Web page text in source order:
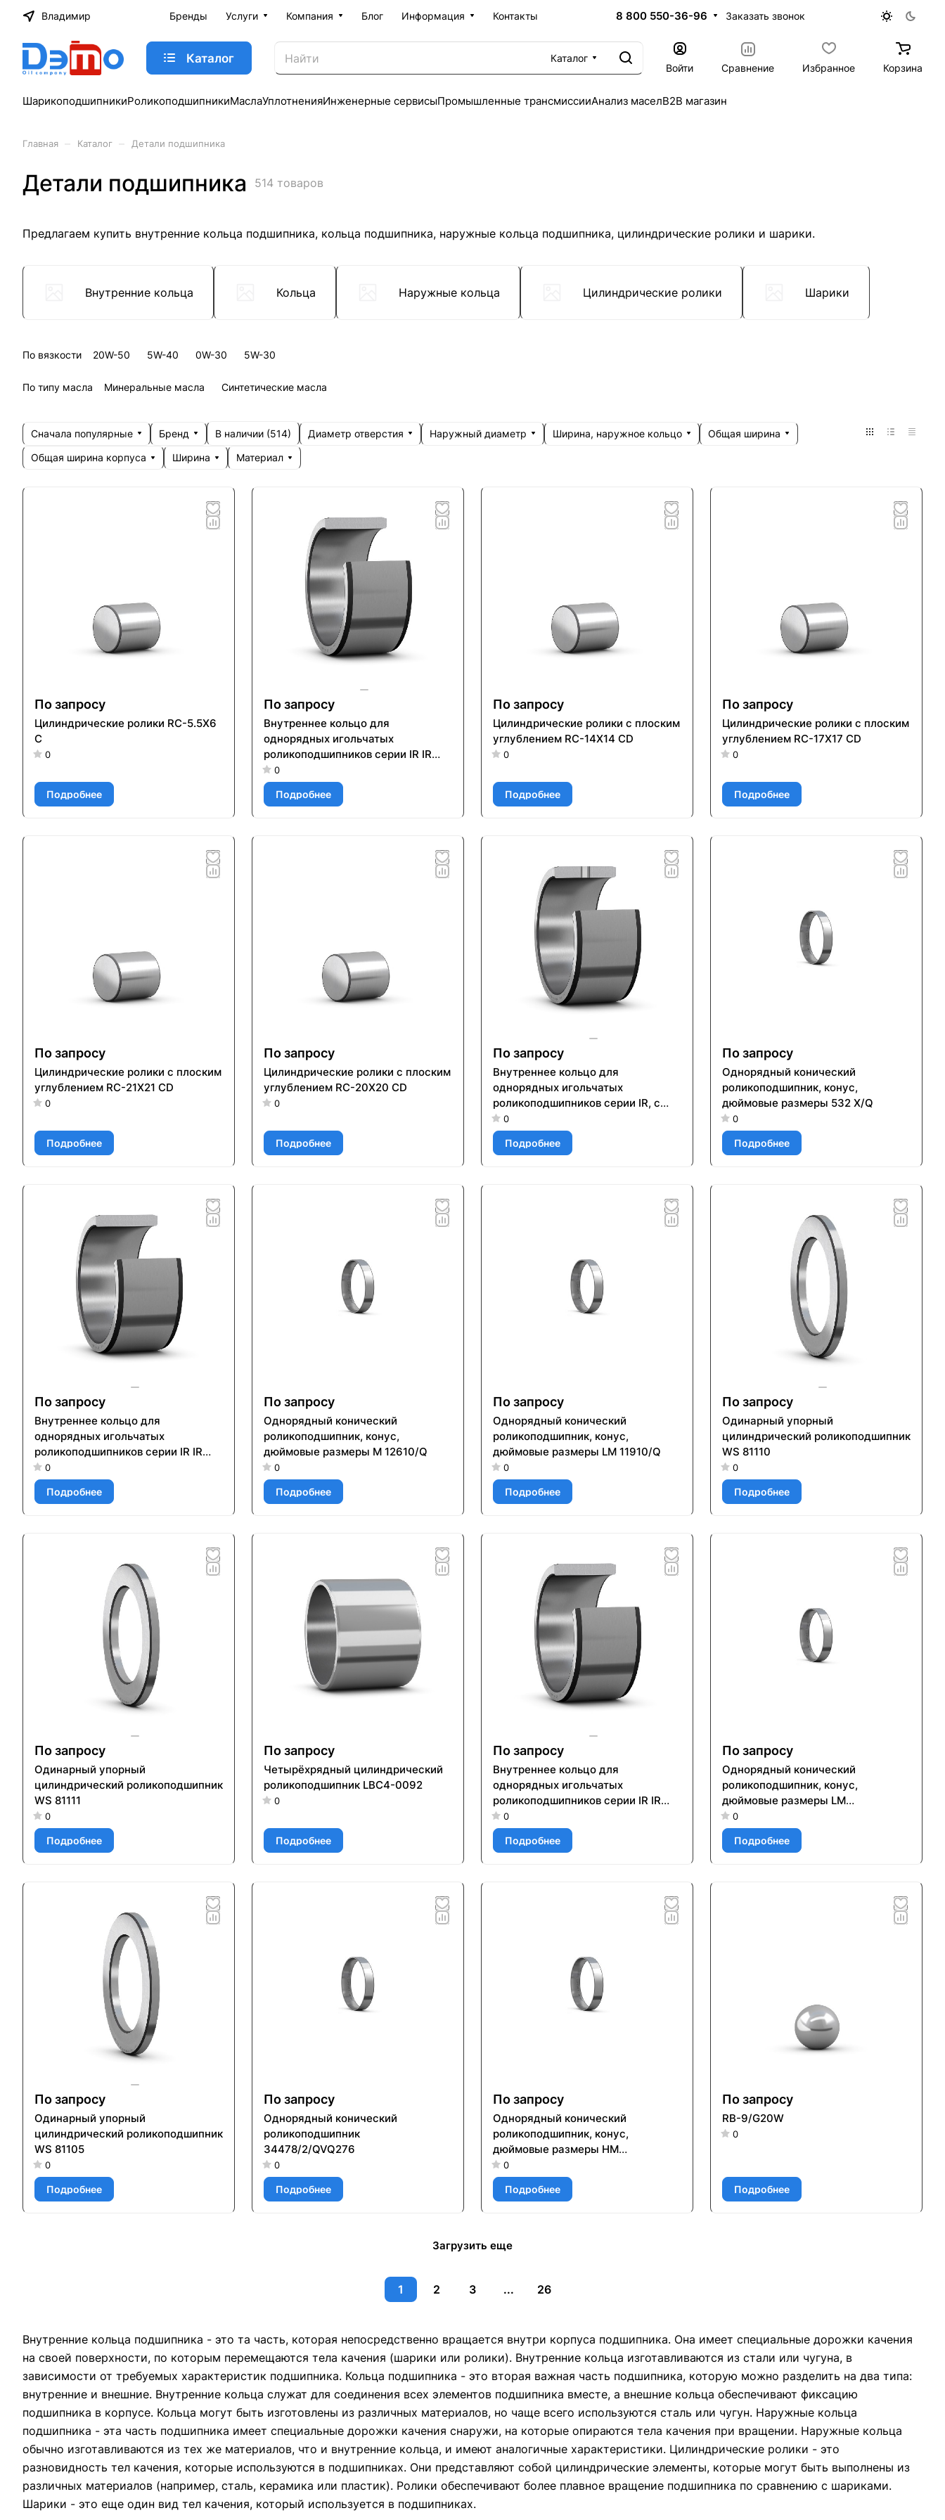
Владимир Бренды Услуги Компания Блог Информация Контакты 8 800 550-36-96 Заказать звонок
Каталог
Каталог
Войти
Сравнение Избранное Корзина
ШарикоподшипникиРоликоподшипникиМаслаУплотненияИнженерные сервисыПромышленные трансмиссииАнализ маселB2B магазин
Главная Каталог Детали подшипника
Детали подшипника 514 товаров
Предлагаем купить внутренние кольца подшипника, кольца подшипника, наружные кольца подшипника, цилиндрические ролики и шарики.
Внутренние кольца Кольца Наружные кольца Цилиндрические ролики Шарики
По вязкости 20W-50 5W-40 0W-30 5W-30
По типу масла Минеральные масла Синтетические масла
Сначала популярные Бренд В наличии (514) Диаметр отверстия Наружный диаметр Ширина, наружное кольцо Общая ширина
Общая ширина корпуса Ширина Материал
По запросу
Цилиндрические ролики RC-5.5X6
C
0
Подробнее
По запросу
Внутреннее кольцо для
однорядных игольчатых
роликоподшипников серии IR IR
17X24X20
0
Подробнее
По запросу
Цилиндрические ролики с плоским
углублением RC-14X14 CD
0
Подробнее
По запросу
Цилиндрические ролики с плоским
углублением RC-17X17 CD
0
Подробнее
По запросу
Цилиндрические ролики с плоским
углублением RC-21X21 CD
0
Подробнее
По запросу
Цилиндрические ролики с плоским
углублением RC-20X20 CD
0
Подробнее
По запросу
Внутреннее кольцо для
однорядных игольчатых
роликоподшипников серии IR, с
элементами для повторного
смазывания IR 50X60X20 IS1
0
Подробнее
По запросу
Однорядный конический
роликоподшипник, конус,
дюймовые размеры 532 X/Q
0
Подробнее
По запросу
Внутреннее кольцо для
однорядных игольчатых
роликоподшипников серии IR IR
55X65X28
0
Подробнее
По запросу
Однорядный конический
роликоподшипник, конус,
дюймовые размеры M 12610/Q
0
Подробнее
По запросу
Однорядный конический
роликоподшипник, конус,
дюймовые размеры LM 11910/Q
0
Подробнее
По запросу
Одинарный упорный
цилиндрический роликоподшипник
WS 81110
0
Подробнее
По запросу
Одинарный упорный
цилиндрический роликоподшипник
WS 81111
0
Подробнее
По запросу
Четырёхрядный цилиндрический
роликоподшипник LBC4-0092
0
Подробнее
По запросу
Внутреннее кольцо для
однорядных игольчатых
роликоподшипников серии IR IR
25X30X26.5
0
Подробнее
По запросу
Однорядный конический
роликоподшипник, конус,
дюймовые размеры LM
29710/QCL7CVA607
0
Подробнее
По запросу
Одинарный упорный
цилиндрический роликоподшипник
WS 81105
0
Подробнее
По запросу
Однорядный конический
роликоподшипник
34478/2/QVQ276
0
Подробнее
По запросу
Однорядный конический
роликоподшипник, конус,
дюймовые размеры HM
911210/2/QCL7C
0
Подробнее
По запросу
RB-9/G20W
0
Подробнее
Загрузить еще
1 2 3 ... 26
Внутренние кольца подшипника - это та часть, которая непосредственно вращается внутри корпуса подшипника. Она имеет специальные дорожки качения
на своей поверхности, по которым перемещаются тела качения (шарики или ролики). Внутренние кольца изготавливаются из стали или чугуна, в
зависимости от требуемых характеристик подшипника. Кольца подшипника - это вторая важная часть подшипника, которую можно разделить на два типа:
внутренние и внешние. Внутренние кольца служат для соединения всех элементов подшипника вместе, а внешние кольца обеспечивают фиксацию
подшипника в корпусе. Кольца могут быть изготовлены из различных материалов, но чаще всего используются сталь или чугун. Наружные кольца
подшипника - эта часть подшипника имеет специальные дорожки качения снаружи, на которые опираются тела качения при вращении. Наружные кольца
обычно изготавливаются из тех же материалов, что и внутренние кольца, и имеют аналогичные характеристики. Цилиндрические ролики - это
разновидность тел качения, которые используются в подшипниках. Они представляют собой цилиндрические элементы, которые могут быть выполнены из
различных материалов (например, сталь, керамика или пластик). Ролики обеспечивают более плавное вращение подшипника по сравнению с шариками.
Шарики - это еще один вид тел качения, который используется в подшипниках.